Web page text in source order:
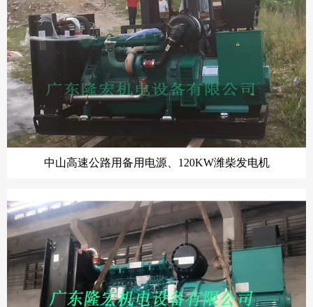
中山高速公路用备用电源、120KW潍柴发电机